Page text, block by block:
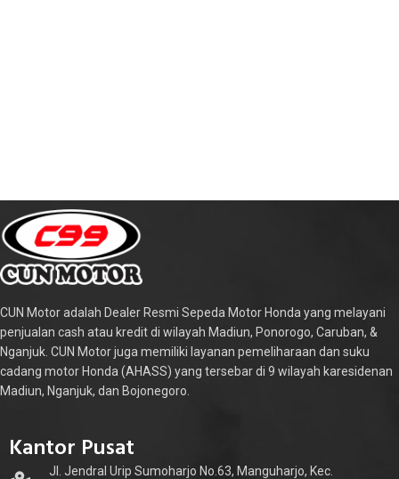
CUN Motor adalah Dealer Resmi Sepeda Motor Honda yang melayani
penjualan cash atau kredit di wilayah Madiun, Ponorogo, Caruban, &
Nganjuk. CUN Motor juga memiliki layanan pemeliharaan dan suku
cadang motor Honda (AHASS) yang tersebar di 9 wilayah karesidenan
Madiun, Nganjuk, dan Bojonegoro.
Kantor Pusat
Jl. Jendral Urip Sumoharjo No.63, Manguharjo, Kec.